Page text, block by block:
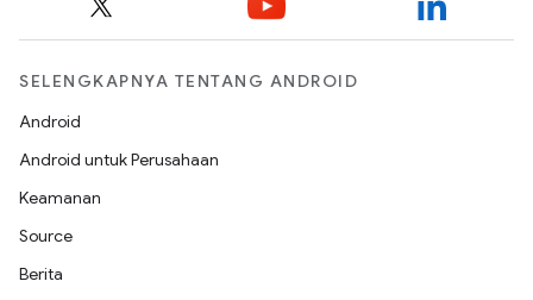
SELENGKAPNYA TENTANG ANDROID
Android
Android untuk Perusahaan
Keamanan
Source
Berita